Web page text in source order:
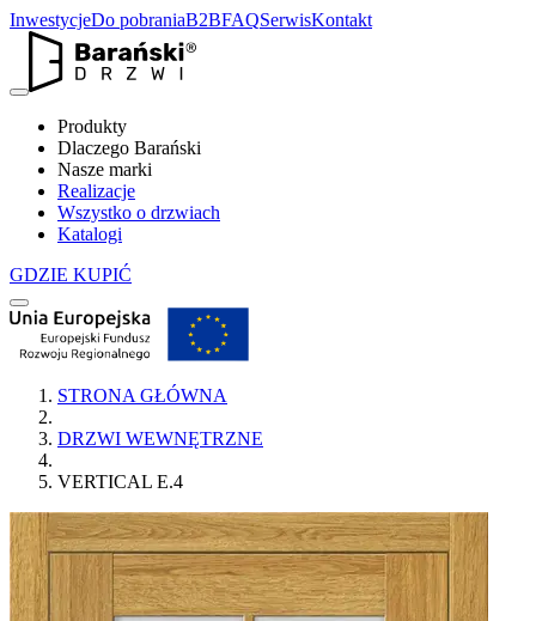
InwestycjeDo pobraniaB2BFAQSerwisKontakt
Produkty
Dlaczego Barański
Nasze marki
Realizacje
Wszystko o drzwiach
Katalogi
GDZIE KUPIĆ
STRONA GŁÓWNA
DRZWI WEWNĘTRZNE
VERTICAL E.4